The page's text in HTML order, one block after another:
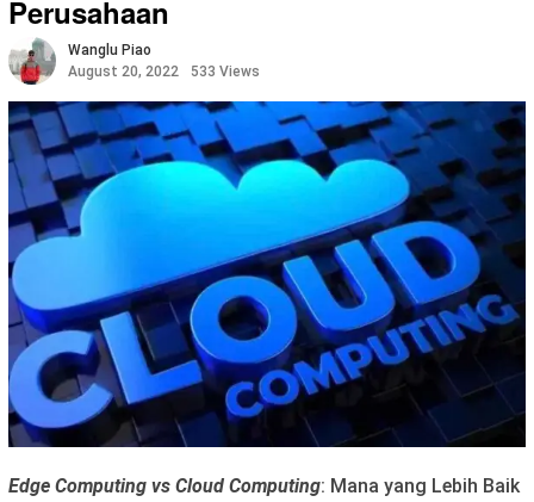
Perusahaan
Wanglu Piao
August 20, 2022
533 Views
Edge Computing vs Cloud Computing: Mana yang Lebih Baik